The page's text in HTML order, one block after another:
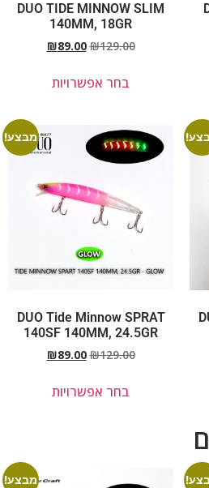
DUO TIDE MINNOW SLIM
140MM, 18GR
₪129.00
₪89.00
בחר אפשרויות
מבצע!
DUO Tide Minnow SPRAT
140SF 140MM, 24.5GR
₪129.00
₪89.00
בחר אפשרויות
מבצע!